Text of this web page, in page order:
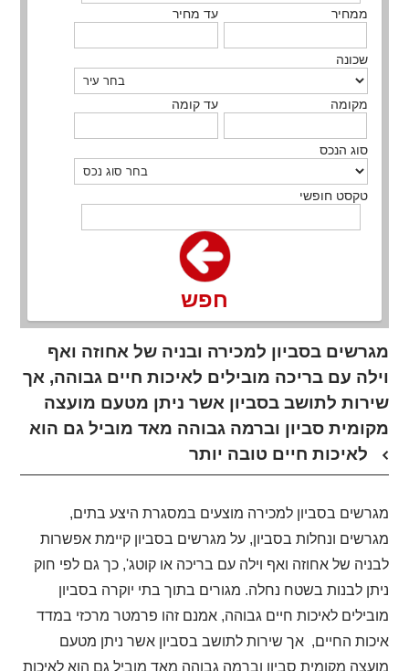
ממחיר עד מחיר
שכונה
מקומה עד קומה
סוג הנכס
טקסט חופשי
חפש
מגרשים בסביון למכירה ובניה של אחוזה ואף
וילה עם בריכה מובילים לאיכות חיים גבוהה, אך
שירות לתושב בסביון אשר ניתן מטעם מועצה
מקומית סביון וברמה גבוהה מאד מוביל גם הוא
מגרשים בסביון למכירה מוצעים במסגרת היצע בתים,
מגרשים ונחלות בסביון, על מגרשים בסביון קיימת אפשרות
לבניה של אחוזה ואף וילה עם בריכה או קוטג', כך גם לפי חוק
ניתן לבנות בשטח נחלה. מגורים בתוך בתי יוקרה בסביון
מובילים לאיכות חיים גבוהה, אמנם זהו פרמטר מרכזי במדד
איכות החיים, אך שירות לתושב בסביון אשר ניתן מטעם
מועצה מקומית סביון וברמה גבוהה מאד מוביל גם הוא לאיכות